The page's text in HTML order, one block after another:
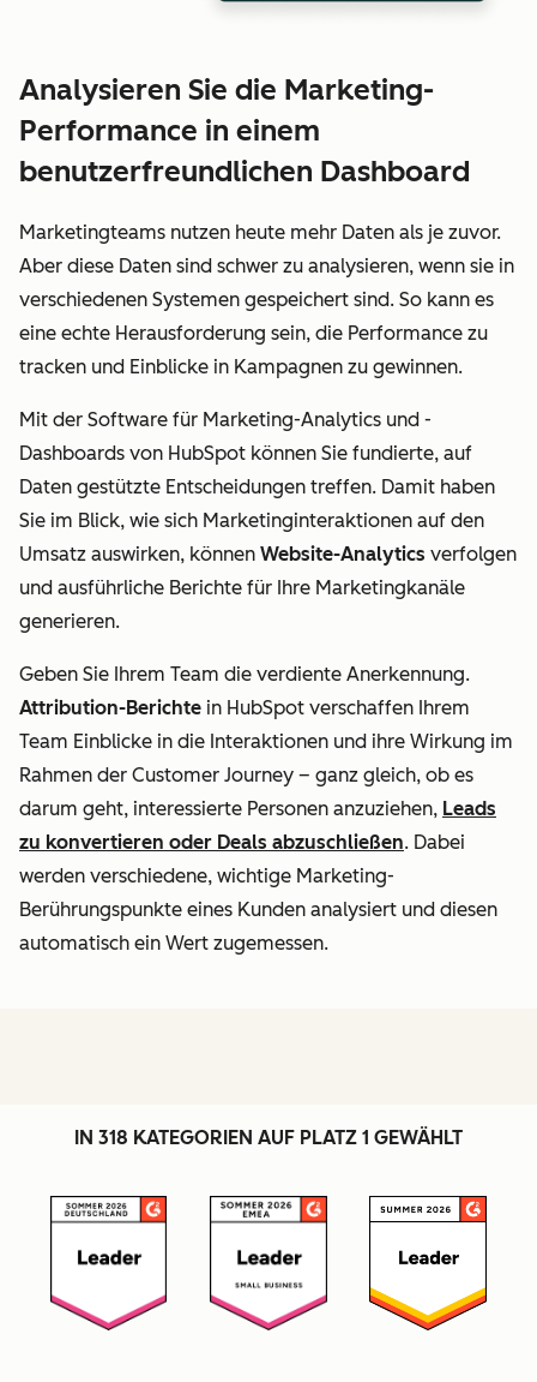
Analysieren Sie die Marketing-
Performance in einem
benutzerfreundlichen Dashboard
Marketingteams nutzen heute mehr Daten als je zuvor.
Aber diese Daten sind schwer zu analysieren, wenn sie in
verschiedenen Systemen gespeichert sind. So kann es
eine echte Herausforderung sein, die Performance zu
tracken und Einblicke in Kampagnen zu gewinnen.
Mit der Software für Marketing-Analytics und -
Dashboards von HubSpot können Sie fundierte, auf
Daten gestützte Entscheidungen treffen. Damit haben
Sie im Blick, wie sich Marketinginteraktionen auf den
Umsatz auswirken, können Website-Analytics verfolgen
und ausführliche Berichte für Ihre Marketingkanäle
generieren.
Geben Sie Ihrem Team die verdiente Anerkennung.
Attribution-Berichte in HubSpot verschaffen Ihrem
Team Einblicke in die Interaktionen und ihre Wirkung im
Rahmen der Customer Journey – ganz gleich, ob es
darum geht, interessierte Personen anzuziehen, Leads
zu konvertieren oder Deals abzuschließen. Dabei
werden verschiedene, wichtige Marketing-
Berührungspunkte eines Kunden analysiert und diesen
automatisch ein Wert zugemessen.
IN 318 KATEGORIEN AUF PLATZ 1 GEWÄHLT